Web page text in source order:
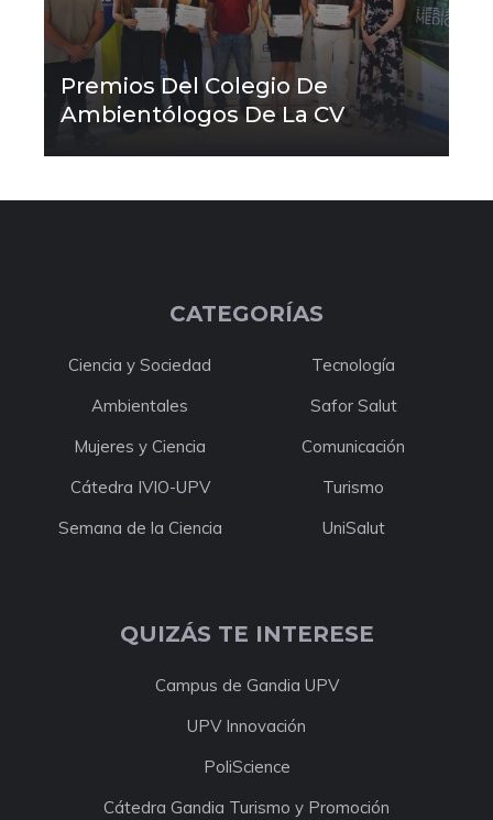
Premios Del Colegio De
Ambientólogos De La CV
CATEGORÍAS
Ciencia y Sociedad
Tecnología
Ambientales
Safor Salut
Mujeres y Ciencia
Comunicación
Cátedra IVIO-UPV
Turismo
Semana de la Ciencia
UniSalut
QUIZÁS TE INTERESE
Campus de Gandia UPV
UPV Innovación
PoliScience
Cátedra Gandia Turismo y Promoción